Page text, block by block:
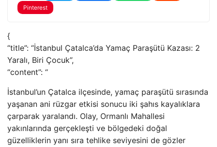
Pinterest
{
“title”: “İstanbul Çatalca’da Yamaç Paraşütü Kazası: 2
Yaralı, Biri Çocuk”,
“content”: “
İstanbul’un Çatalca ilçesinde, yamaç paraşütü sırasında
yaşanan ani rüzgar etkisi sonucu iki şahıs kayalıklara
çarparak yaralandı. Olay, Ormanlı Mahallesi
yakınlarında gerçekleşti ve bölgedeki doğal
güzelliklerin yanı sıra tehlike seviyesini de gözler